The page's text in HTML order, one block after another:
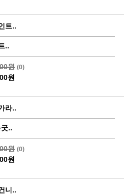
트..
..
원 (0)
원
라..
..
원 (0)
원
니..